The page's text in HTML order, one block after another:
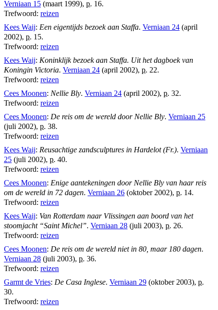
Verniaan 15 (maart 1999), p. 16.
Trefwoord: reizen
Kees Waij: Een eigentijds bezoek aan Staffa. Verniaan 24 (april
2002), p. 15.
Trefwoord: reizen
Kees Waij: Koninklijk bezoek aan Staffa. Uit het dagboek van
Koningin Victoria. Verniaan 24 (april 2002), p. 22.
Trefwoord: reizen
Cees Moonen: Nellie Bly. Verniaan 24 (april 2002), p. 32.
Trefwoord: reizen
Cees Moonen: De reis om de wereld door Nellie Bly. Verniaan 25
(juli 2002), p. 38.
Trefwoord: reizen
Kees Waij: Reusachtige zandsculptures in Hardelot (Fr.). Verniaan
25 (juli 2002), p. 40.
Trefwoord: reizen
Cees Moonen: Enige aantekeningen door Nellie Bly van haar reis
om de wereld in 72 dagen. Verniaan 26 (oktober 2002), p. 14.
Trefwoord: reizen
Kees Waij: Van Rotterdam naar Vlissingen aan boord van het
stoomjacht “Saint Michel”. Verniaan 28 (juli 2003), p. 26.
Trefwoord: reizen
Cees Moonen: De reis om de wereld niet in 80, maar 180 dagen.
Verniaan 28 (juli 2003), p. 36.
Trefwoord: reizen
Garmt de Vries: De Casa Inglese. Verniaan 29 (oktober 2003), p.
30.
Trefwoord: reizen